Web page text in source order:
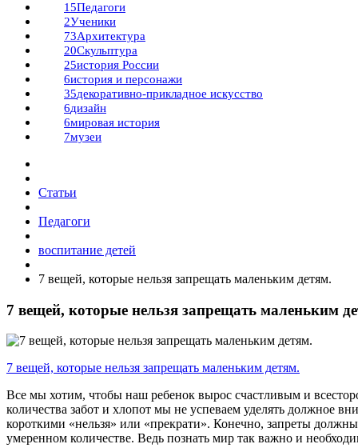
15Педагоги
2Ученики
73Архитектура
20Скульптура
25история России
6история и персонажи
35декоративно-прикладное искусство
6дизайн
6мировая история
7музеи
Статьи
Педагоги
воспитание детей
​7 вещей, которые нельзя запрещать маленьким детям.
​7 вещей, которые нельзя запрещать маленьким
7 вещей, которые нельзя запрещать маленьким детям.
Все мы хотим, чтобы наш ребенок вырос счастливым и
количества забот и хлопот мы не успеваем уделять должное
короткими «нельзя» или «прекрати». Конечно, запреты
умеренном количестве. Ведь познать мир так важно и